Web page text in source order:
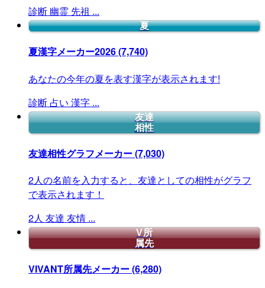
診断 幽霊 先祖 ...
夏
夏漢字メーカー2026(7,740)
あなたの今年の夏を表す漢字が表示されます!
診断 占い 漢字 ...
友達
相性
友達相性グラフメーカー(7,030)
2人の名前を入力すると、友達としての相性がグラフ
で表示されます！
2人 友達 友情 ...
V所
属先
VIVANT所属先メーカー(6,280)